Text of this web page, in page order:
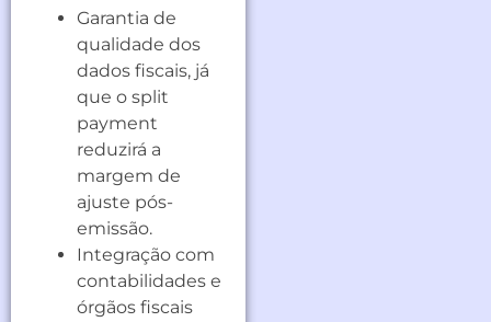
Garantia de
qualidade dos
dados fiscais, já
que o split
payment
reduzirá a
margem de
ajuste pós-
emissão.
Integração com
contabilidades e
órgãos fiscais